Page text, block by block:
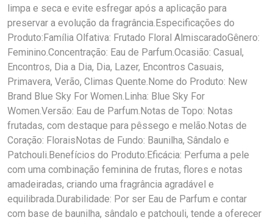
limpa e seca e evite esfregar após a aplicação para
preservar a evolução da fragrância.Especificações do
Produto:Família Olfativa: Frutado Floral AlmiscaradoGênero:
Feminino.Concentração: Eau de Parfum.Ocasião: Casual,
Encontros, Dia a Dia, Dia, Lazer, Encontros Casuais,
Primavera, Verão, Climas Quente.Nome do Produto: New
Brand Blue Sky For Women.Linha: Blue Sky For
Women.Versão: Eau de Parfum.Notas de Topo: Notas
frutadas, com destaque para pêssego e melão.Notas de
Coração: FloraisNotas de Fundo: Baunilha, Sândalo e
Patchouli.Benefícios do Produto:Eficácia: Perfuma a pele
com uma combinação feminina de frutas, flores e notas
amadeiradas, criando uma fragrância agradável e
equilibrada.Durabilidade: Por ser Eau de Parfum e contar
com base de baunilha, sândalo e patchouli, tende a oferecer